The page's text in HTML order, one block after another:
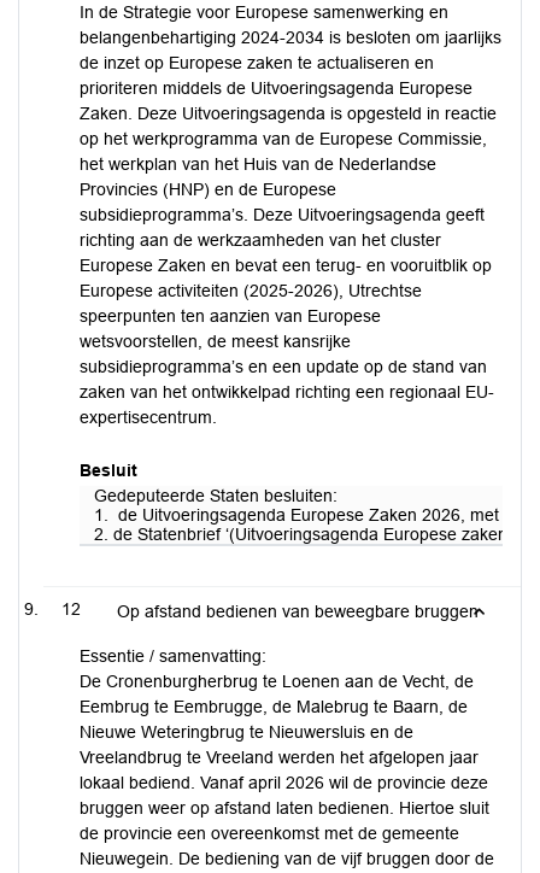
In de Strategie voor Europese samenwerking en
belangenbehartiging 2024-2034 is besloten om jaarlijks
de inzet op Europese zaken te actualiseren en
prioriteren middels de Uitvoeringsagenda Europese
Zaken. Deze Uitvoeringsagenda is opgesteld in reactie
op het werkprogramma van de Europese Commissie,
het werkplan van het Huis van de Nederlandse
Provincies (HNP) en de Europese
subsidieprogramma’s. Deze Uitvoeringsagenda geeft
richting aan de werkzaamheden van het cluster
Europese Zaken en bevat een terug- en vooruitblik op
Europese activiteiten (2025-2026), Utrechtse
speerpunten ten aanzien van Europese
wetsvoorstellen, de meest kansrijke
subsidieprogramma’s en een update op de stand van
zaken van het ontwikkelpad richting een regionaal EU-
expertisecentrum.
Besluit
Gedeputeerde Staten besluiten:
1. de Uitvoeringsagenda Europese Zaken 2026, met het
2. de Statenbrief ‘(Uitvoeringsagenda Europese zaken
12 Op afstand bedienen van beweegbare bruggen
Essentie / samenvatting:
De Cronenburgherbrug te Loenen aan de Vecht, de
Eembrug te Eembrugge, de Malebrug te Baarn, de
Nieuwe Weteringbrug te Nieuwersluis en de
Vreelandbrug te Vreeland werden het afgelopen jaar
lokaal bediend. Vanaf april 2026 wil de provincie deze
bruggen weer op afstand laten bedienen. Hiertoe sluit
de provincie een overeenkomst met de gemeente
Nieuwegein. De bediening van de vijf bruggen door de